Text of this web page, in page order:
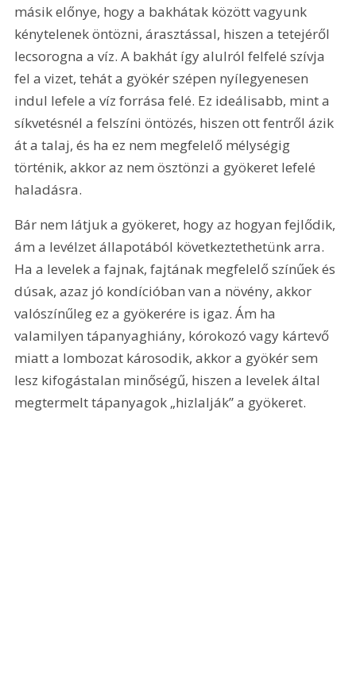
másik előnye, hogy a bakhátak között vagyunk
kénytelenek öntözni, árasztással, hiszen a tetejéről
lecsorogna a víz. A bakhát így alulról felfelé szívja
fel a vizet, tehát a gyökér szépen nyílegyenesen
indul lefele a víz forrása felé. Ez ideálisabb, mint a
síkvetésnél a felszíni öntözés, hiszen ott fentről ázik
át a talaj, és ha ez nem megfelelő mélységig
történik, akkor az nem ösztönzi a gyökeret lefelé
haladásra.
Bár nem látjuk a gyökeret, hogy az hogyan fejlődik,
ám a levélzet állapotából következtethetünk arra.
Ha a levelek a fajnak, fajtának megfelelő színűek és
dúsak, azaz jó kondícióban van a növény, akkor
valószínűleg ez a gyökerére is igaz. Ám ha
valamilyen tápanyaghiány, kórokozó vagy kártevő
miatt a lombozat károsodik, akkor a gyökér sem
lesz kifogástalan minőségű, hiszen a levelek által
megtermelt tápanyagok „hizlalják” a gyökeret.